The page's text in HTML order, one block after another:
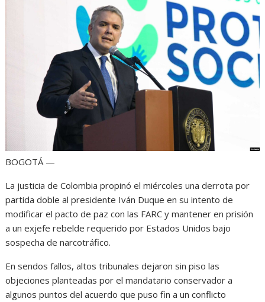
BOGOTÁ —
La justicia de Colombia propinó el miércoles una derrota por
partida doble al presidente Iván Duque en su intento de
modificar el pacto de paz con las FARC y mantener en prisión
a un exjefe rebelde requerido por Estados Unidos bajo
sospecha de narcotráfico.
En sendos fallos, altos tribunales dejaron sin piso las
objeciones planteadas por el mandatario conservador a
algunos puntos del acuerdo que puso fin a un conflicto